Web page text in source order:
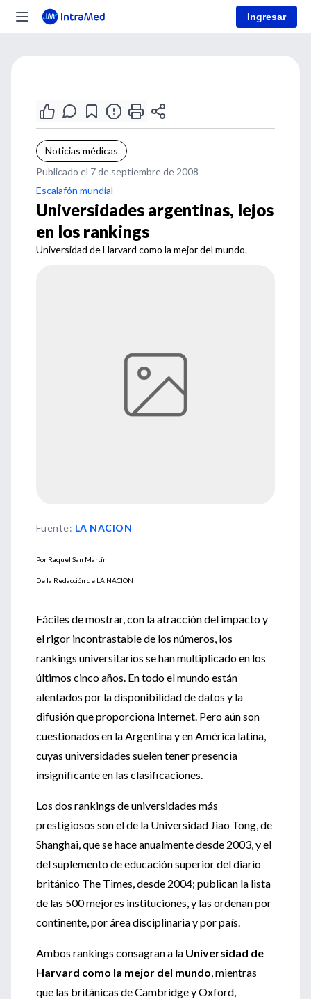
Ingresar
Noticias médicas
Publicado el 7 de septiembre de 2008
Escalafón mundial
Universidades argentinas, lejos
en los rankings
Universidad de Harvard como la mejor del mundo.
Fuente: LA NACION
Por Raquel San Martín
De la Redacción de LA NACION
Fáciles de mostrar, con la atracción del impacto y
el rigor incontrastable de los números, los
rankings universitarios se han multiplicado en los
últimos cinco años. En todo el mundo están
alentados por la disponibilidad de datos y la
difusión que proporciona Internet. Pero aún son
cuestionados en la Argentina y en América latina,
cuyas universidades suelen tener presencia
insignificante en las clasificaciones.
Los dos rankings de universidades más
prestigiosos son el de la Universidad Jiao Tong, de
Shanghai, que se hace anualmente desde 2003, y el
del suplemento de educación superior del diario
británico The Times, desde 2004; publican la lista
de las 500 mejores instituciones, y las ordenan por
continente, por área disciplinaria y por país.
Ambos rankings consagran a la Universidad de
Harvard como la mejor del mundo, mientras
que las británicas de Cambridge y Oxford,